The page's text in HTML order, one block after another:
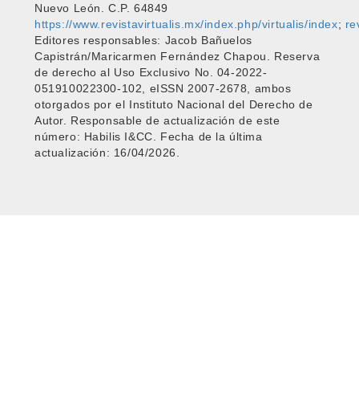
Nuevo León. C.P. 64849
https://www.revistavirtualis.mx/index.php/virtualis/index;
Editores responsables: Jacob Bañuelos
Capistrán/Maricarmen Fernández Chapou. Reserva
de derecho al Uso Exclusivo No. 04-2022-
051910022300-102, eISSN 2007-2678, ambos
otorgados por el Instituto Nacional del Derecho de
Autor. Responsable de actualización de este
número: Habilis I&CC. Fecha de la última
actualización: 16/04/2026.